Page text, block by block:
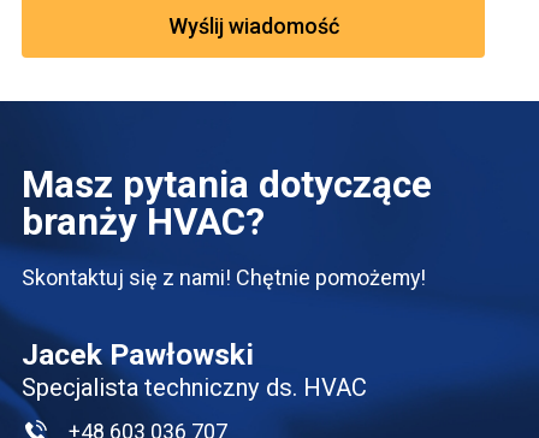
Masz pytania dotyczące
branży HVAC?
Skontaktuj się z nami! Chętnie pomożemy!
Jacek Pawłowski
Specjalista techniczny ds. HVAC
+48 603 036 707